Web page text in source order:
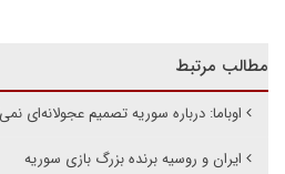
مطالب مرتبط
اوباما: درباره سوریه تصمیم عجولانه‌ای
ایران و روسیه برنده بزرگ بازی سوریه